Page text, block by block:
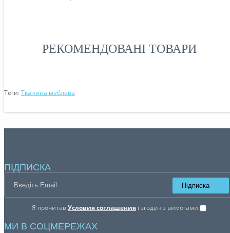
РЕКОМЕНДОВАНІ ТОВАРИ
Теги:Тканина меблева
ПІДПИСКА
Я прочитавУсловия соглашения і згоден з вимогами
Підписка
МИ В СОЦМЕРЕЖАХ